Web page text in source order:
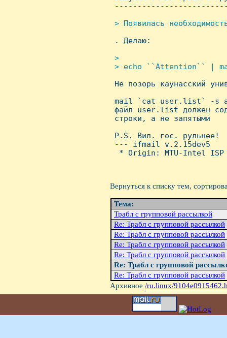
> Появилась
. Делаю:
>
> echo ``Attention`` |
Hе позорь каунасский
mail `cat user.list` -s
файл user.list должен
строки, а не запятыми
P.S. Вил. гос. рульнее!
--- ifmail v.2.15dev5
* Origin: MTU-Intel ISP
Вернуться к списку тем,
Тема:
Трабл с групповой рассылкой
Re: Трабл с групповой рассылкой
Re: Трабл с групповой рассылкой
Re: Трабл с групповой рассылкой
Re: Трабл с групповой рассылкой
Re: Трабл с групповой
Re: Трабл с групповой рассылкой
Архивное /ru.linux/